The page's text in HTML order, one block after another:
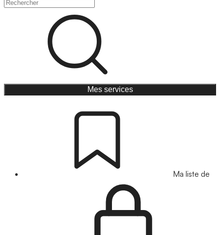
Mes services
Ma liste de